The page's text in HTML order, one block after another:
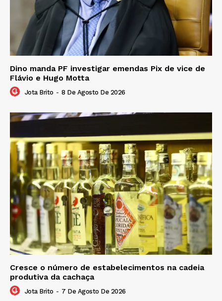
Dino manda PF investigar emendas Pix de vice de
Flávio e Hugo Motta
Jota Brito - 8 De Agosto De 2026
Cresce o número de estabelecimentos na cadeia
produtiva da cachaça
Jota Brito - 7 De Agosto De 2026